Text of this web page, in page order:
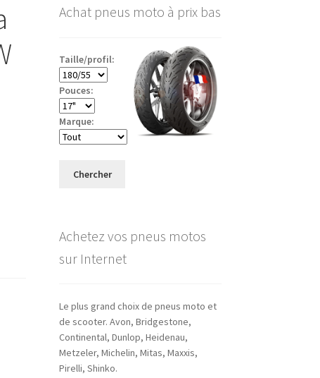
Achat pneus moto à prix bas
Taille/profil:
Pouces:
Marque:
Chercher
Achetez vos pneus motos
sur Internet
Le plus grand choix de pneus moto et
de scooter. Avon, Bridgestone,
Continental, Dunlop, Heidenau,
Metzeler, Michelin, Mitas, Maxxis,
Pirelli, Shinko.